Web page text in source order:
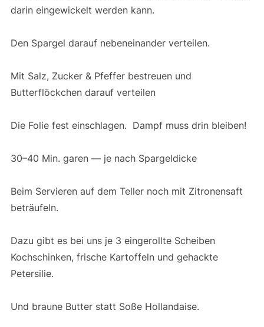
darin eingewickelt werden kann.
Den Spargel darauf nebeneinander verteilen.
Mit Salz, Zucker & Pfeffer bestreuen und
Butterflöckchen darauf verteilen
Die Folie fest einschlagen. Dampf muss drin bleiben!
30–40 Min. garen — je nach Spargeldicke
Beim Servieren auf dem Teller noch mit Zitronensaft
beträufeln.
Dazu gibt es bei uns je 3 eingerollte Scheiben
Kochschinken, frische Kartoffeln und gehackte
Petersilie.
Und braune Butter statt Soße Hollandaise.